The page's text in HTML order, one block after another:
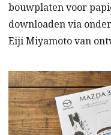
bouwplaten voor
downloaden via
Eiji Miyamoto van